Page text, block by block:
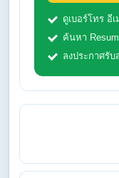
ดูเบอร์โทร อี
ค้นหา
ลงประกาศรั